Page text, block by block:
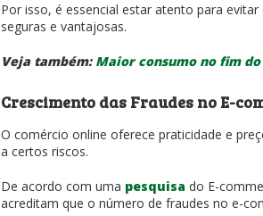
Por isso, é essencial estar atento para
seguras e vantajosas.
Veja também: Maior consumo no fim
Crescimento das Fraudes no E-
O comércio online oferece praticidade e
a certos riscos.
De acordo com uma pesquisa do E-
acreditam que o número de fraudes no e-